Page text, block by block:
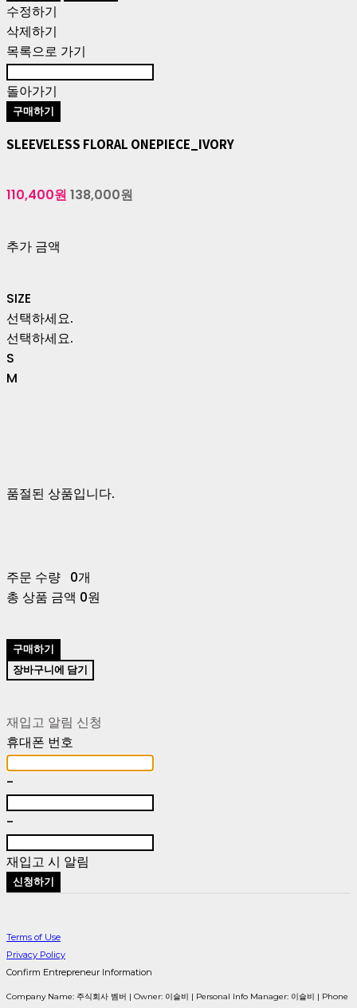
수정하기
삭제하기
목록으로 가기
돌아가기
구매하기
SLEEVELESS FLORAL ONEPIECE_IVORY
110,400원 138,000원
추가 금액
SIZE
선택하세요.
선택하세요.
S
M
품절된 상품입니다.
주문 수량 0개
총 상품 금액 0원
구매하기
장바구니에 담기
재입고 알림 신청
휴대폰 번호
-
-
재입고 시 알림
신청하기
Terms of Use
Privacy Policy
Confirm Entrepreneur Information
Company Name: 주식회사 벰버 | Owner: 이슬비 | Personal Info Manager: 이슬비 | Phone